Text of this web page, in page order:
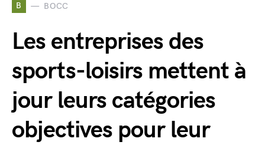
B BOCC
Les entreprises des
sports-loisirs mettent à
jour leurs catégories
objectives pour leur